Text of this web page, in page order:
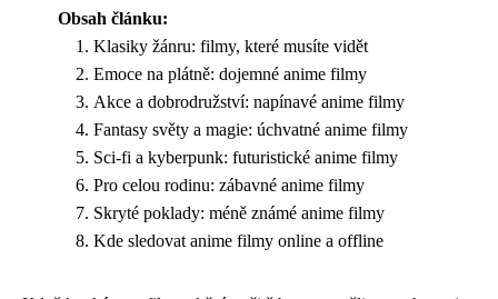
Obsah článku:
Klasiky žánru: filmy, které musíte vidět
Emoce na plátně: dojemné anime filmy
Akce a dobrodružství: napínavé anime filmy
Fantasy světy a magie: úchvatné anime filmy
Sci-fi a kyberpunk: futuristické anime filmy
Pro celou rodinu: zábavné anime filmy
Skryté poklady: méně známé anime filmy
Kde sledovat anime filmy online a offline